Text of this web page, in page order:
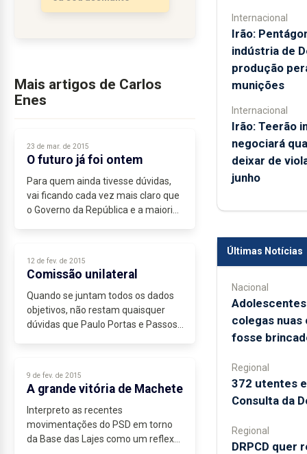
Mais artigos de Carlos
Enes
23 de mar. de 2015
O futuro já foi ontem
Para quem ainda tivesse dúvidas,
vai ficando cada vez mais claro que
o Governo da República e a maioria
12 de fev. de 2015
Comissão unilateral
Quando se juntam todos os dados
objetivos, não restam quaisquer
dúvidas que Paulo Portas e Passos
9 de fev. de 2015
A grande vitória de Machete
Interpreto as recentes
movimentações do PSD em torno
da Base das Lajes como um reflexo
Internacional
Irão:
indústria de
produção
munições
Internacional
Irão: Teerão
negociará
deixar de
junho
Últimas Notícias
Nacional
colegas nuas
fosse
Regional
372 utentes
Consulta da
Regional
DRPCD quer